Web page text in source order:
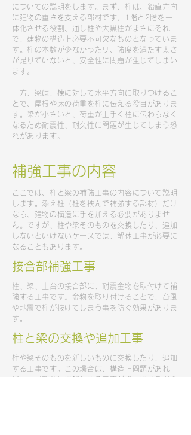
についての説明をします。まず、柱は、鉛直方向
に建物の重さを支える部材です。1階と2階を一
体化させる役割、通し柱や大黒柱がまさにそれ
で、建物の構造上必要不可欠なものとなっていま
す。柱の本数が少なかったリ、強度を満たす太さ
が足りていないと、安全性に問題が生じてしまい
ます。
一方、梁は、棟に対して水平方向に取りつけるこ
とで、屋根や床の荷重を柱に伝える役目がありま
す。梁が小さいと、荷重が上手く柱に伝わらなく
なるため耐震性、耐久性に問題が生じてしまう恐
れがあります。
補強工事の内容
ここでは、柱と梁の補強工事の内容について説明
します。添え柱（柱を挟んで補強する部材）だけ
なら、建物の構造に手を加える必要がありませ
ん。ですが、柱や梁そのものを交換したり、追加
しないといけないケースでは、解体工事が必要に
なることもあります。
接合部補強工事
柱、梁、土台の接合部に、耐震金物を取付けて補
強する工事です。金物を取り付けることで、台風
や地震で柱が抜けてしまう事を防ぐ効果がありま
す。
柱と梁の交換や追加工事
柱や梁そのものを新しいものに交換したり、追加
する工事です。この場合は、構造上問題があれ
ば、一旦部分的に解体する工事が必要になる場合